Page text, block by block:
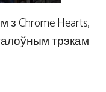
Chrome Hearts,
трэкам